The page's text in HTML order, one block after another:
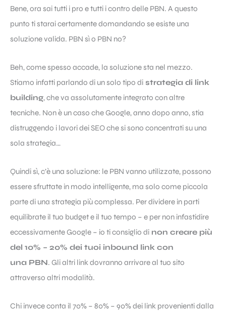
Bene, ora sai tutti i pro e tutti i contro delle PBN. A questo
punto ti starai certamente domandando se esiste una
soluzione valida. PBN sì o PBN no?
Beh, come spesso accade, la soluzione sta nel mezzo.
Stiamo infatti parlando di un solo tipo di strategia di link
building, che va assolutamente integrato con altre
tecniche. Non è un caso che Google, anno dopo anno, stia
distruggendo i lavori dei SEO che si sono concentrati su una
sola strategia…
Quindi sì, c’è una soluzione: le PBN vanno utilizzate, possono
essere sfruttate in modo intelligente, ma solo come piccola
parte di una strategia più complessa. Per dividere in parti
equilibrate il tuo budget e il tuo tempo – e per non infastidire
eccessivamente Google – io ti consiglio di non creare più
del 10% – 20% dei tuoi inbound link con
una PBN. Gli altri link dovranno arrivare al tuo sito
attraverso altri modalità.
Chi invece conta il 70% – 80% – 90% dei link provenienti dalla